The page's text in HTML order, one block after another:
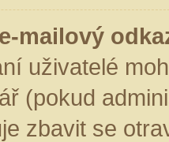
mailový
uživatelé
(pokud
zbavit se